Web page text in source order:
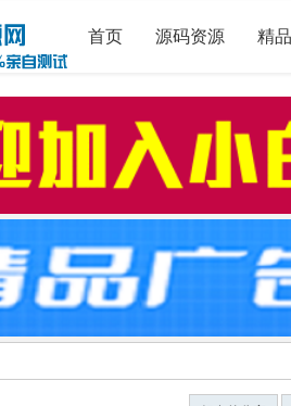
首页 源码资源 精